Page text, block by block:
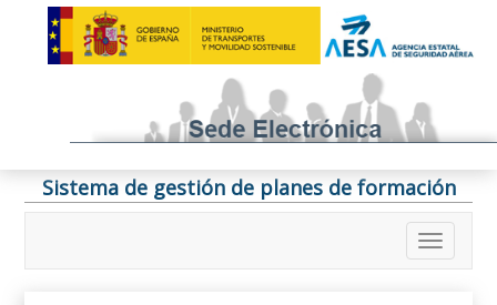
Sistema de gestión de planes de formación